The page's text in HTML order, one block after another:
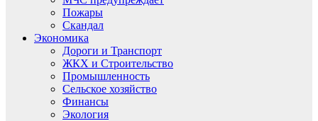
Пожары
Скандал
Экономика
Дороги и Транспорт
ЖКХ и Строительство
Промышленность
Сельское хозяйство
Финансы
Экология